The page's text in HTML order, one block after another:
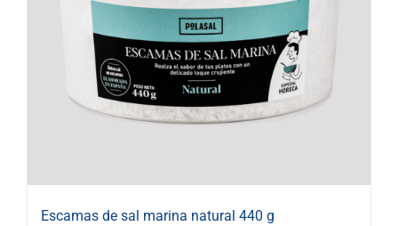
Escamas de sal marina natural 440 g